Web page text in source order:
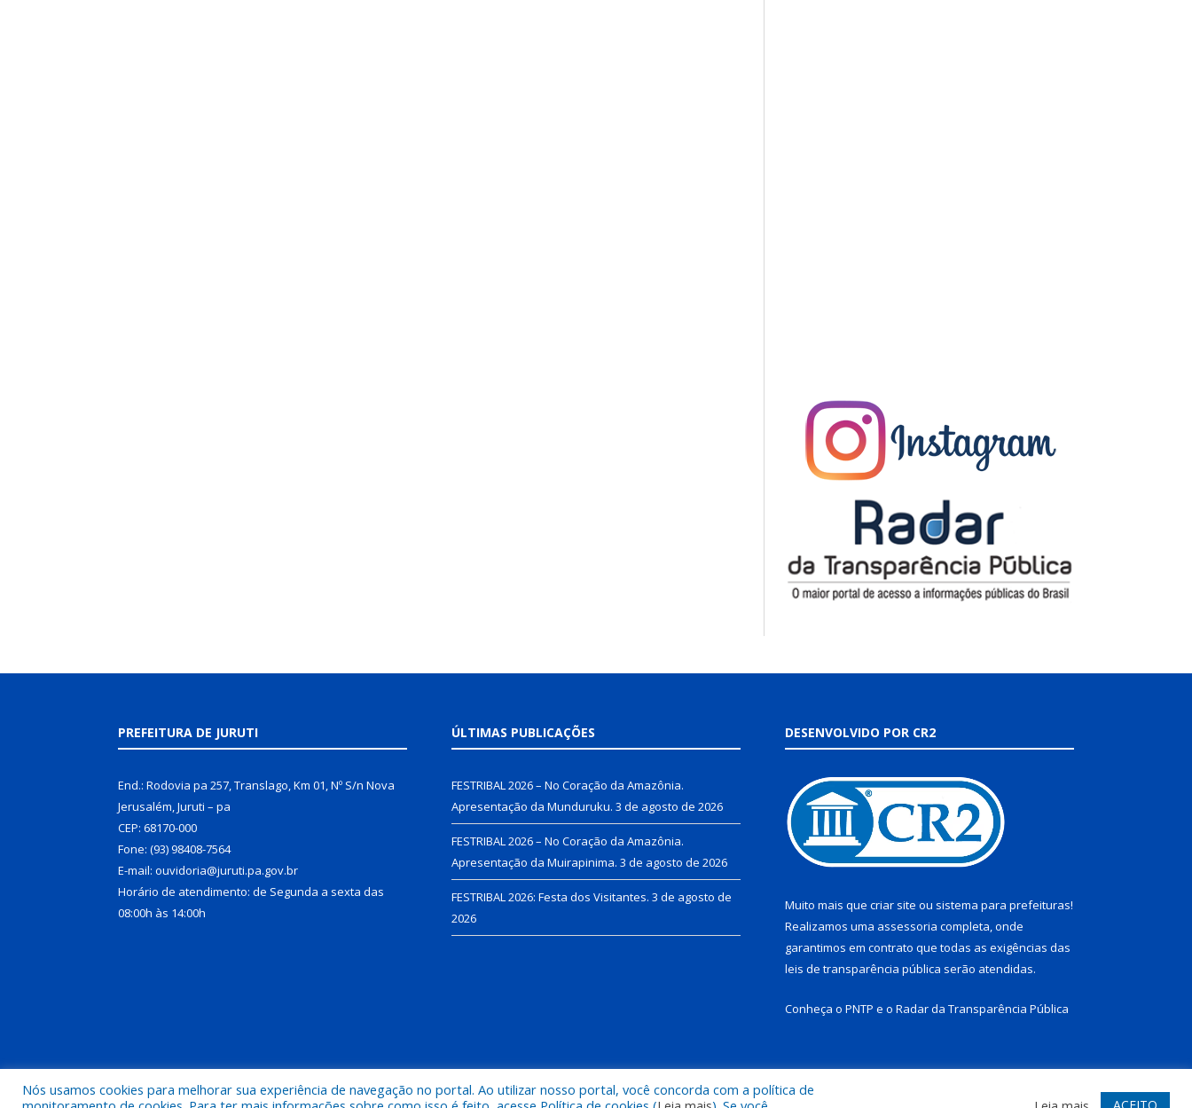
PREFEITURA DE JURUTI
End.: Rodovia pa 257, Translago, Km 01, Nº S/n Nova
Jerusalém, Juruti – pa
CEP: 68170-000
Fone: (93) 98408-7564
E-mail: ouvidoria@juruti.pa.gov.br
Horário de atendimento: de Segunda a sexta das
08:00h às 14:00h
ÚLTIMAS PUBLICAÇÕES
FESTRIBAL 2026 – No Coração da Amazônia.
Apresentação da Munduruku. 3 de agosto de 2026
FESTRIBAL 2026 – No Coração da Amazônia.
Apresentação da Muirapinima. 3 de agosto de 2026
FESTRIBAL 2026: Festa dos Visitantes. 3 de agosto de
2026
DESENVOLVIDO POR CR2
Muito mais que criar site ou sistema para prefeituras!
Realizamos uma assessoria completa, onde
garantimos em contrato que todas as exigências das
leis de transparência pública serão atendidas.
Conheça o PNTP e o Radar da Transparência Pública
Todos os direitos reservados a Prefeitura Municipal de Juruti. Mapa do Site Acessar Webmail
Nós usamos cookies para melhorar sua experiência de navegação no portal. Ao utilizar nosso portal, você concorda com a política de
ACEITO